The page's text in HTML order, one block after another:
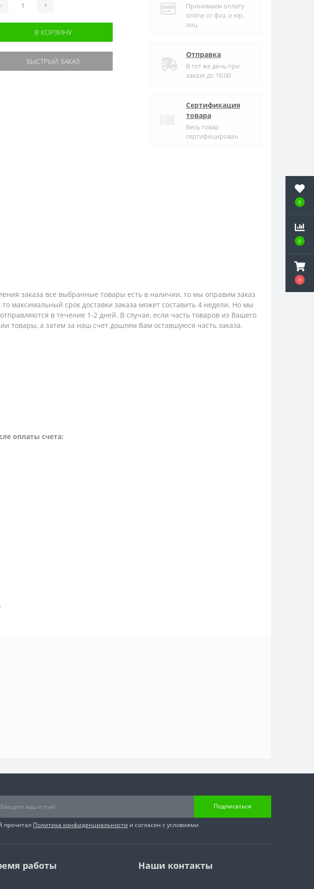
0
0
0
- +
В КОРЗИНУ
БЫСТРЫЙ ЗАКАЗ
Принимаем оплату
online от физ. и юр.
лиц
Отправка
В тот же день при
заказе до 16:00
Сертификация
товара
Весь товар
сертифицирован
заказа все выбранные товары есть в наличии, то мы оправим заказ
максимальный срок доставки заказа может составить 4 недели. Но мы
в течение 1-2 дней. В случае, если часть товаров из Вашего
товары, а затем за наш счет дошлем Вам оставшуюся часть заказа.
оплаты счета:
Подписаться
прочитал Политика конфиденциальности и согласен с условиями
работы Наши контакты